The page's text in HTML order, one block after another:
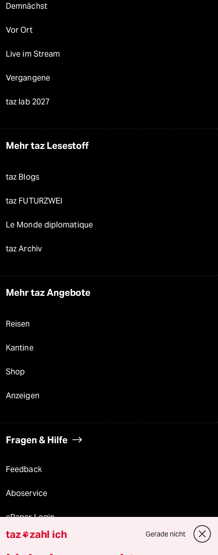
Demnächst
Vor Ort
Live im Stream
Vergangene
taz lab 2027
Mehr taz Lesestoff
taz Blogs
taz FUTURZWEI
Le Monde diplomatique
taz Archiv
Mehr taz Angebote
Reisen
Kantine
Shop
Anzeigen
Fragen & Hilfe
Feedback
Aboservice
ePaper Login
Downloads für Abonnierende
taz zahl ich Gerade nicht